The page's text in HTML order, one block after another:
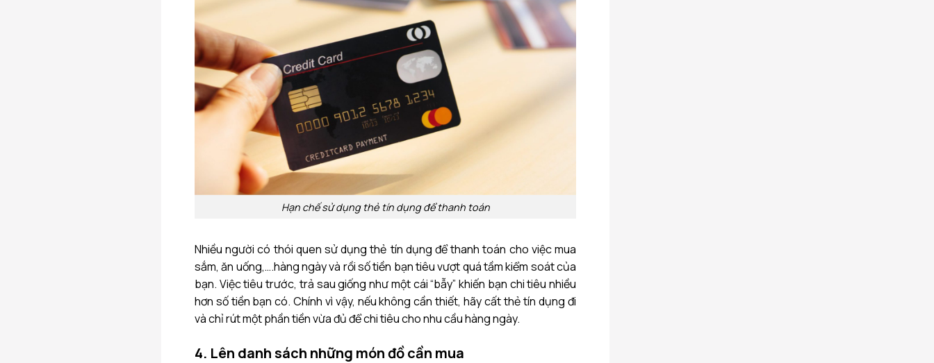
Hạn chế sử dụng thẻ tín dụng để thanh toán
Nhiều người có thói quen sử dụng thẻ tín dụng để thanh toán cho việc mua
sắm, ăn uống,….hàng ngày và rồi số tiền bạn tiêu vượt quá tầm kiểm soát của
bạn. Việc tiêu trước, trả sau giống như một cái “bẫy” khiến bạn chi tiêu nhiều
hơn số tiền bạn có. Chính vì vậy, nếu không cần thiết, hãy cất thẻ tín dụng đi
và chỉ rút một phần tiền vừa đủ để chi tiêu cho nhu cầu hàng ngày.
4. Lên danh sách những món đồ cần mua